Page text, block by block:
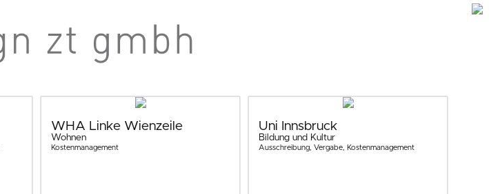
WHA Linke Wienzeile
Wohnen
Kostenmanagement
Uni Innsbruck
Bildung und Kultur
Ausschreibung, Vergabe, Kostenmanagement